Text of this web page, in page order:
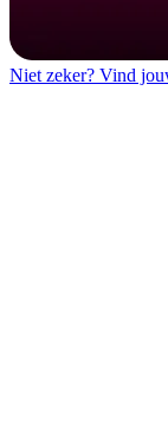
Niet zeker? Vind